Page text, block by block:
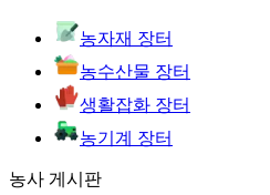
농자재 장터
농수산물 장터
생활잡화 장터
농기계 장터
농사 게시판